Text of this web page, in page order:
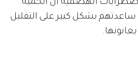
الهضمية أن الحمية
ساعدتهم بشكل كبير على التقليل